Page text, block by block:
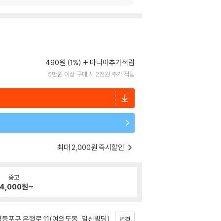
490원 (1%) 마니아추가적립
5만원 이상 구매 시 2천원 추가 적립
최대 2,000원 즉시할인
중고
원~
포구 은행로 11(여의도동, 일신빌딩) 변경